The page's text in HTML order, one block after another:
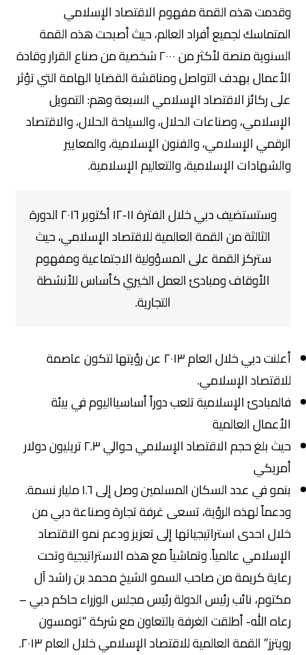
وقدمت هذه القمة مفهوم الاقتصاد الإسلامي
المتماسك لجميع أفراد العالم، حيث أصبحت هذه القمة
السنوية منصة لأكثر من ٢٠٠٠ شخصية من صناع القرار وقادة
الأعمال بهدف التواصل ومناقشة القضايا الهامة التي تؤثر
على ركائز الاقتصاد الإسلامي السبعة وهم: التمويل
الإسلامي، وصناعات الحلال، والسياحة الحلال، والاقتصاد
الرقمي الإسلامي، والفنون الإسلامية، والمعايير
والشهادات الإسلامية، والتعاليم الإسلامية.
وستستضيف دبي خلال الفترة ١١-١٢ أكتوبر ٢٠١٦ الدورة
الثالثة من القمة العالمية للاقتصاد الإسلامي، حيث
ستركز القمة على المسؤولية الاجتماعية ومفهوم
الأوقاف ومبادئ العمل الخيري كأساس للأنشطة
التجارية.
أعلنت دبي خلال العام ٢٠١٣ عن رؤيتها لتكون عاصمة
للاقتصاد الإسلامي.
فالمبادئ الإسلامية تلعب دوراً أساسيااليوم في بيئة
الأعمال العالمية
حيث بلغ حجم الاقتصاد الإسلامي حوالي ٢.٣ تريليون دولار
أمريكي
بنمو في عدد السكان المسلمين وصل إلى ١.٦ مليار نسمة.
ودعماً لهذه الرؤية، تسعى غرفة تجارة وصناعة دبي من
خلال احدى استراتيجياتها إلى تعزيز ودعم نمو الاقتصاد
الإسلامي عالمياً. وتماشياً مع هذه الاستراتيجية وتحت
رعاية كريمة من صاحب السمو الشيخ محمد بن راشد آل
مكتوم، نائب رئيس الدولة رئيس مجلس الوزراء حاكم دبي –
رعاه الله- أطلقت الغرفة بالتعاون مع شركة “تومسون
رويترز” القمة العالمية للاقتصاد الإسلامي خلال العام ٢٠١٣.